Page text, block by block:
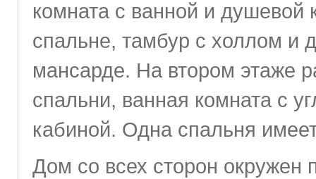
комната с ванной и душевой
спальне, тамбур с холлом и
мансарде. На втором этаже
спальни, ванная комната с
кабиной. Одна спальня
Дом со всех сторон окружен